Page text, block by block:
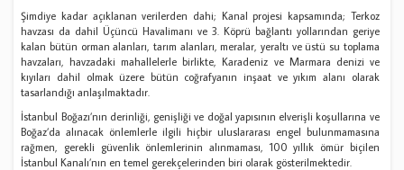
Şimdiye kadar açıklanan verilerden dahi; Kanal projesi kapsamında; Terkoz
havzası da dahil Üçüncü Havalimanı ve 3. Köprü bağlantı yollarından geriye
kalan bütün orman alanları, tarım alanları, meralar, yeraltı ve üstü su toplama
havzaları, havzadaki mahallelerle birlikte, Karadeniz ve Marmara denizi ve
kıyıları dahil olmak üzere bütün coğrafyanın inşaat ve yıkım alanı olarak
tasarlandığı anlaşılmaktadır.
İstanbul Boğazı’nın derinliği, genişliği ve doğal yapısının elverişli koşullarına ve
Boğaz’da alınacak önlemlerle ilgili hiçbir uluslararası engel bulunmamasına
rağmen, gerekli güvenlik önlemlerinin alınmaması, 100 yıllık ömür biçilen
İstanbul Kanalı’nın en temel gerekçelerinden biri olarak gösterilmektedir.